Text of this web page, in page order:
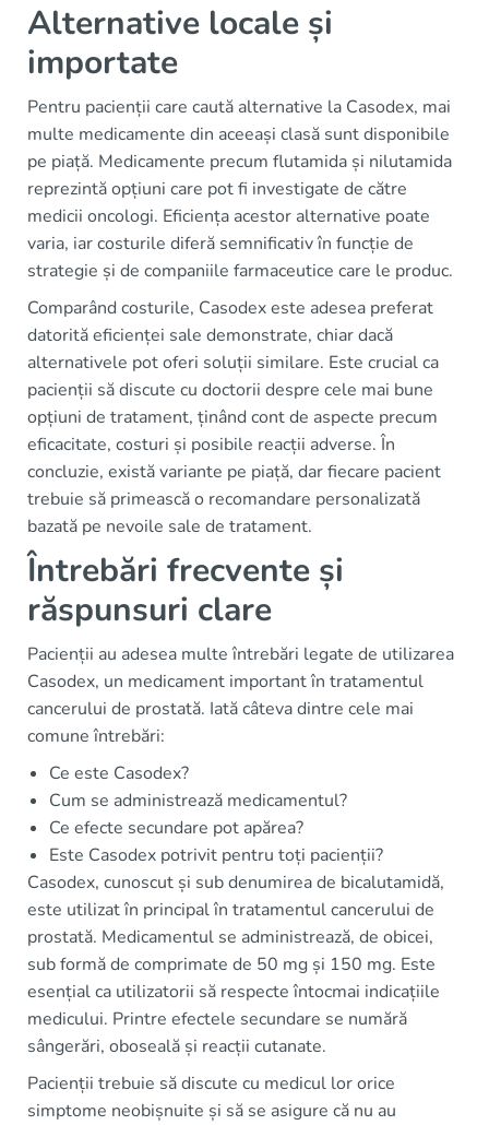
Alternative locale și
importate
Pentru pacienții care caută alternative la Casodex, mai
multe medicamente din aceeași clasă sunt disponibile
pe piață. Medicamente precum flutamida și nilutamida
reprezintă opțiuni care pot fi investigate de către
medicii oncologi. Eficiența acestor alternative poate
varia, iar costurile diferă semnificativ în funcție de
strategie și de companiile farmaceutice care le produc.
Comparând costurile, Casodex este adesea preferat
datorită eficienței sale demonstrate, chiar dacă
alternativele pot oferi soluții similare. Este crucial ca
pacienții să discute cu doctorii despre cele mai bune
opțiuni de tratament, ținând cont de aspecte precum
eficacitate, costuri și posibile reacții adverse. În
concluzie, există variante pe piață, dar fiecare pacient
trebuie să primească o recomandare personalizată
bazată pe nevoile sale de tratament.
Întrebări frecvente și
răspunsuri clare
Pacienții au adesea multe întrebări legate de utilizarea
Casodex, un medicament important în tratamentul
cancerului de prostată. Iată câteva dintre cele mai
comune întrebări:
Ce este Casodex?
Cum se administrează medicamentul?
Ce efecte secundare pot apărea?
Este Casodex potrivit pentru toți pacienții?
Casodex, cunoscut și sub denumirea de bicalutamidă,
este utilizat în principal în tratamentul cancerului de
prostată. Medicamentul se administrează, de obicei,
sub formă de comprimate de 50 mg și 150 mg. Este
esențial ca utilizatorii să respecte întocmai indicațiile
medicului. Printre efectele secundare se numără
sângerări, oboseală și reacții cutanate.
Pacienții trebuie să discute cu medicul lor orice
simptome neobișnuite și să se asigure că nu au